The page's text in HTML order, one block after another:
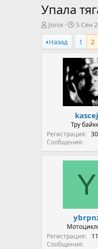
Упала
А
в
т
о
Jonix
Д
а
а
н
а
ч
а
л
а
5 Сен
Назад
1 2
kascej
Тру
Регистрация
Сообщения
Y
Регистрация
Сообщения